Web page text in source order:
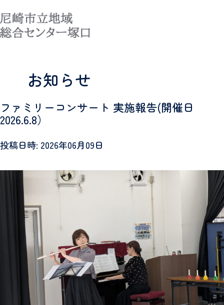
お知らせ
ファミリーコンサート 実施報告(開催日
2026.6.8）
投稿日時: 2026年06月09日